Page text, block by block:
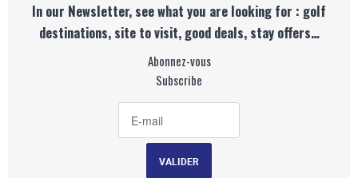
In our Newsletter, see what you are looking for : golf
destinations, site to visit, good deals, stay offers…
Abonnez-vous
Subscribe